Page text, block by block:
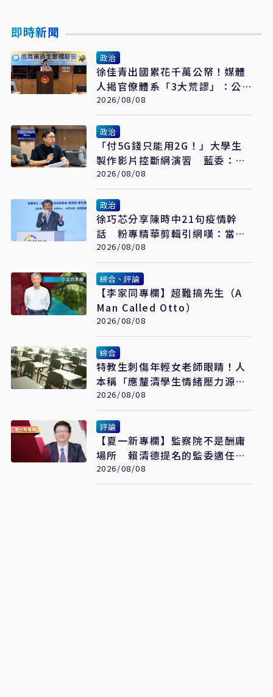
即時新聞
政治
徐佳青出國累花千萬公帑！媒體
人揭官僚體系「3大荒謬」：公
費考察應徹底翻修
2026/08/08
政治
「付5G錢只能用2G！」大學生
製作影片控斷網演習 藍委：拒
絕假國安假警報
2026/08/08
政治
​徐巧芯分享陳時中21句疫情幹
話 粉專精華剪輯引網嘆：當時
真的是囂張
2026/08/08
綜合、評論
【李家同專欄】超難搞先生（A
Man Called Otto）
2026/08/08
綜合
特教生刺傷年輕女老師眼睛！人
本稱「應釐清學生情緒壓力源」
遭網罵爆
2026/08/08
評論
【夏一新專欄】監察院不是酬庸
場所 賴清德提名的監委適任
嗎？
2026/08/08